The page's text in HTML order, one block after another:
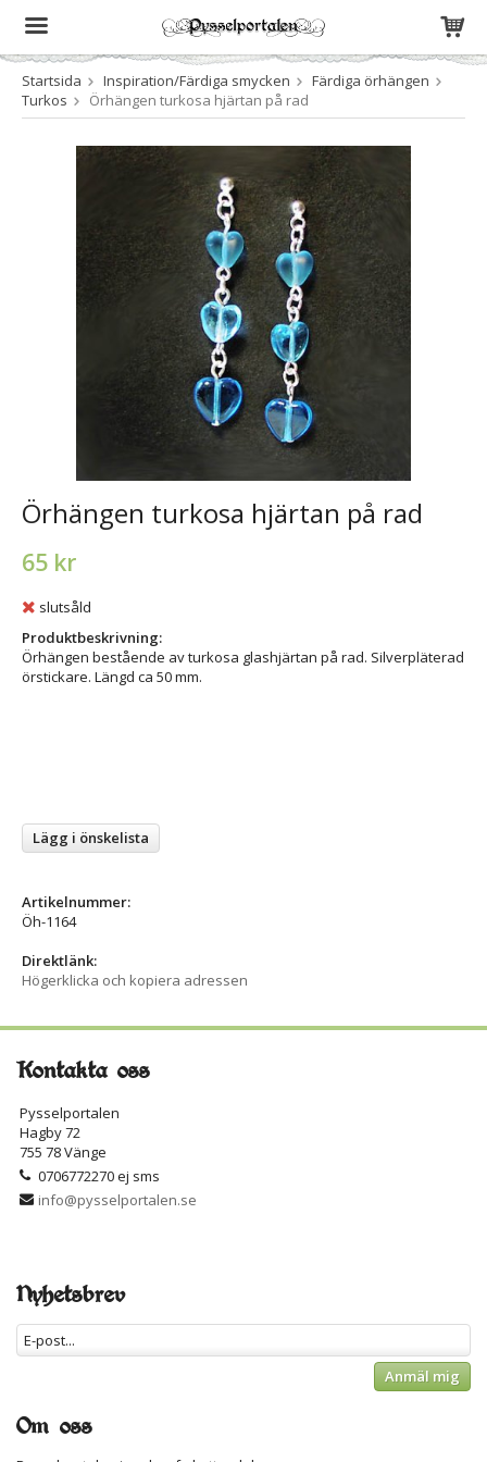
Produkten har blivit tillagd i varukorgen
Startsida Inspiration/Färdiga smycken
Färdiga örhängen
Turkos
Örhängen turkosa hjärtan på rad
Örhängen turkosa hjärtan på rad
65 kr
slutsåld
Produktbeskrivning:
Örhängen bestående av turkosa glashjärtan på rad. Silverpläterad
örstickare. Längd ca 50 mm.
Lägg i önskelista
Artikelnummer:
Öh-1164
Direktlänk:
Högerklicka och kopiera adressen
Kontakta oss
Pysselportalen
Hagby 72
755 78 Vänge
0706772270 ej sms
info@pysselportalen.se
Nyhetsbrev
Anmäl mig
Om oss